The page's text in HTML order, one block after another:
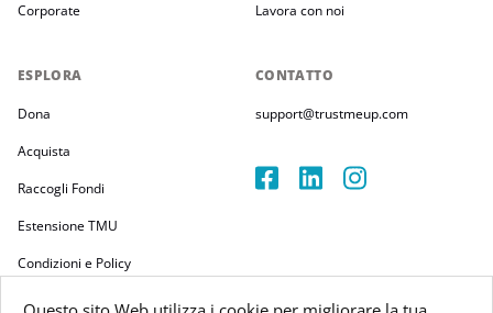
Corporate
ESPLORA
Dona
Acquista
Raccogli Fondi
Estensione TMU
Condizioni e Policy
Lavora con noi
CONTATTO
support@trustmeup.com